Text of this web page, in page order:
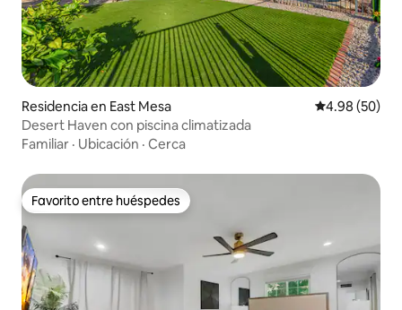
Residencia en East Mesa Calificación
4.98 (50)
Desert Haven con piscina climatizada
Familiar · Ubicación · Cerca
Favorito entre huéspedes
Favorito entre huéspedes